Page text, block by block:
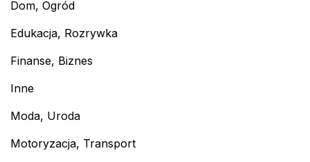
Dom, Ogród
Edukacja, Rozrywka
Finanse, Biznes
Inne
Moda, Uroda
Motoryzacja, Transport